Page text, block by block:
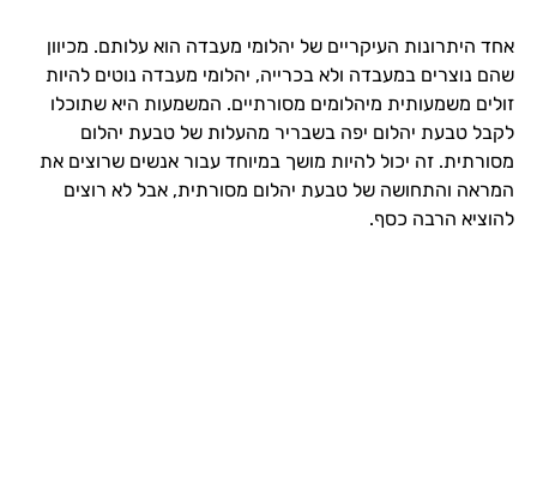
אחד היתרונות העיקריים של יהלומי מעבדה הוא עלותם. מכיוון
שהם נוצרים במעבדה ולא בכרייה, יהלומי מעבדה נוטים להיות
זולים משמעותית מיהלומים מסורתיים. המשמעות היא שתוכלו
לקבל טבעת יהלום יפה בשבריר מהעלות של טבעת יהלום
מסורתית. זה יכול להיות מושך במיוחד עבור אנשים שרוצים את
המראה והתחושה של טבעת יהלום מסורתית, אבל לא רוצים
להוציא הרבה כסף.